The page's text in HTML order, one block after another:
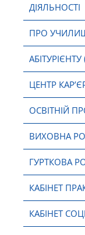
ДІЯЛЬНОСТІ
ПРО
ЦЕНТР
ОСВІТНІЙ
ВИХОВНА
ГУРТКОВА
КАБІНЕТ
КАБІНЕТ